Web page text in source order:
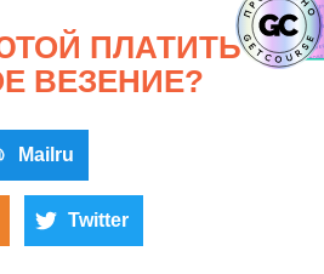
ПЛАТИТЬ ЗА
ВЕЗЕНИЕ?
Mailru
Twitter